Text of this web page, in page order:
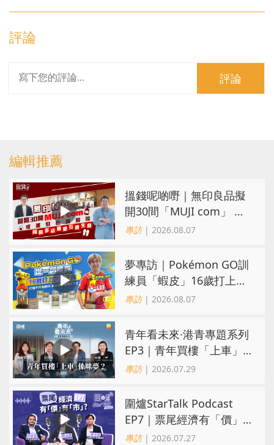
評論
評論
編輯推薦
搵錢呢啲嘢｜無印良品擬
開30間「MUJI com」 或
進駐街舖醫院 同區多店無
專訪| 2026.08.07
夢專訪｜Pokémon GO訓
練員「蝦皮」16歲打上世
界第一！戰友成最強後盾
專訪| 2026.08.07
青年看未來·港青專題系列
EP3｜青年買樓「上車」
係咪夢？ 觀念改變居住選
專訪| 2026.07.29
圍爐StarTalk Podcast
EP7｜票尾經濟有「價」
有「市」？「短期流量」
專訪| 2026.07.27